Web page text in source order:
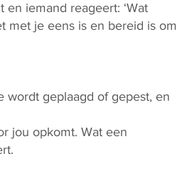
iemand reageert: ‘Wat
met je eens is en bereid is om
wordt geplaagd of gepest, en
jou opkomt. Wat een